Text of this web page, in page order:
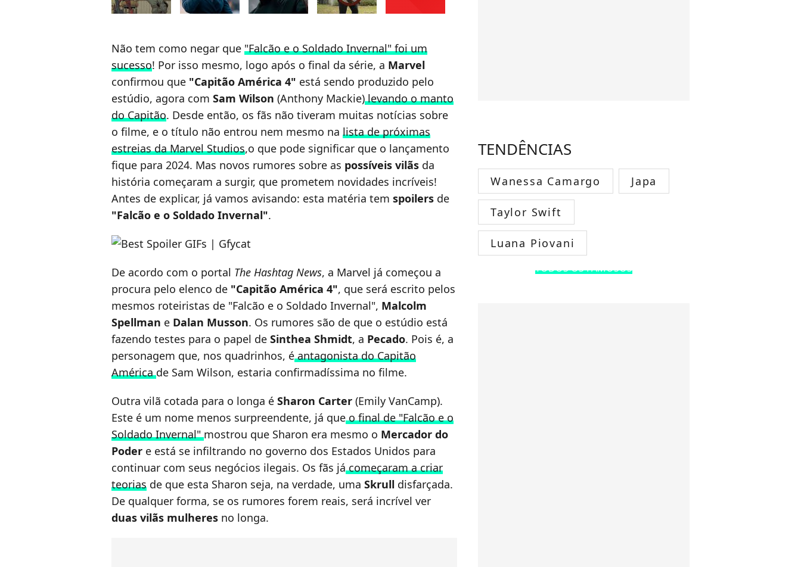
Não tem como negar que "Falcão e o Soldado Invernal" foi um
sucesso! Por isso mesmo, logo após o final da série, a Marvel
confirmou que "Capitão América 4" está sendo produzido pelo
estúdio, agora com Sam Wilson (Anthony Mackie)levando o manto
do Capitão. Desde então, os fãs não tiveram muitas notícias sobre
o filme, e o título não entrou nem mesmo na lista de próximas
estreias da Marvel Studios,o que pode significar que o lançamento
fique para 2024. Mas novos rumores sobre as possíveis vilãs da
história começaram a surgir, que prometem novidades incríveis!
Antes de explicar, já vamos avisando: esta matéria tem spoilers de
"Falcão e o Soldado Invernal".
De acordo com o portal The Hashtag News, a Marvel já começou a
procura pelo elenco de "Capitão América 4", que será escrito pelos
mesmos roteiristas de "Falcão e o Soldado Invernal", Malcolm
Spellman e Dalan Musson. Os rumores são de que o estúdio está
fazendo testes para o papel de Sinthea Shmidt, a Pecado. Pois é, a
personagem que, nos quadrinhos, éantagonista do Capitão
Américade Sam Wilson, estaria confirmadíssima no filme.
Outra vilã cotada para o longa é Sharon Carter (Emily VanCamp).
Este é um nome menos surpreendente, já queo final de "Falcão e o
Soldado Invernal"mostrou que Sharon era mesmo o Mercador do
Poder e está se infiltrando no governo dos Estados Unidos para
continuar com seus negócios ilegais. Os fãs jácomeçaram a criar
teorias de que esta Sharon seja, na verdade, uma Skrull disfarçada.
De qualquer forma, se os rumores forem reais, será incrível ver
duas vilãs mulheres no longa.
TENDÊNCIAS
Wanessa Camargo Japa
Taylor Swift
Luana Piovani
TODOS OS FAMOSOS